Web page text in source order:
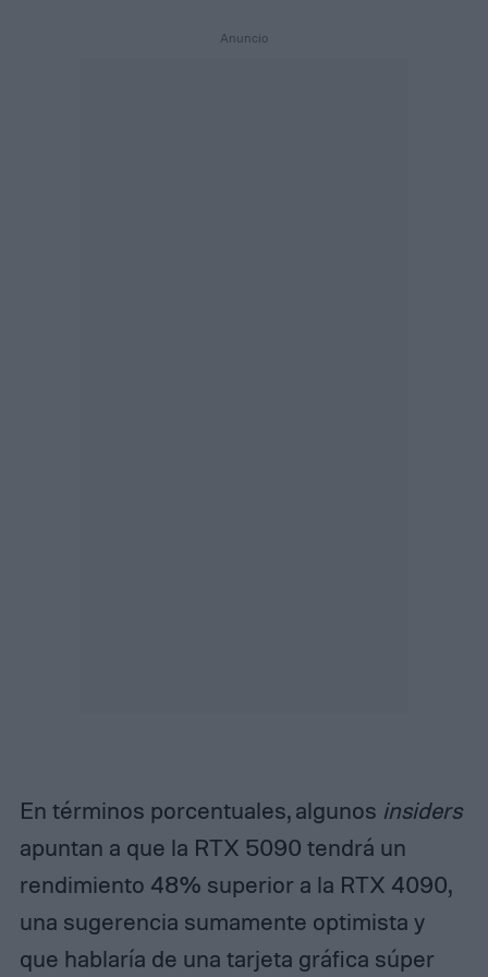
En términos porcentuales, algunos insiders
apuntan a que la RTX 5090 tendrá un
rendimiento 48% superior a la RTX 4090,
una sugerencia sumamente optimista y
que hablaría de una tarjeta gráfica súper